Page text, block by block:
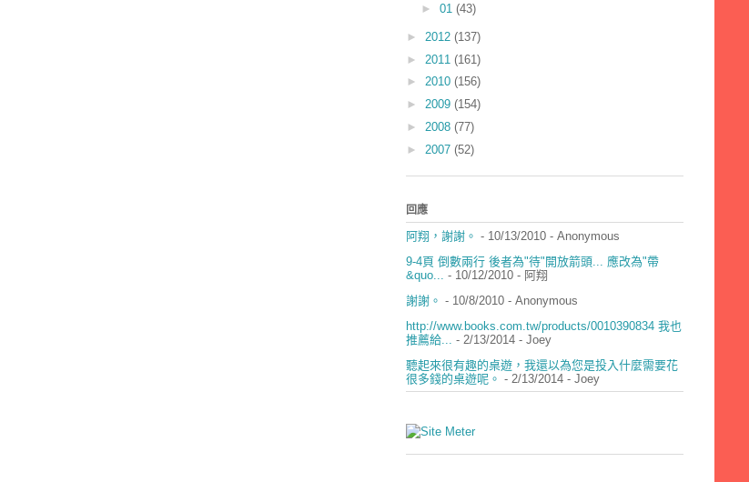
► 01 (43)
► 2012 (137)
► 2011 (161)
► 2010 (156)
► 2009 (154)
► 2008 (77)
► 2007 (52)
回應
阿翔，謝謝。 - 10/13/2010 - Anonymous
9-4頁 倒數兩行 後者為"待"開放箭頭... 應改為"帶
&quo...
- 10/12/2010 - 阿翔
謝謝。 - 10/8/2010 - Anonymous
http://www.books.com.tw/products/0010390834 我也
推薦給...
- 2/13/2014 - Joey
聽起來很有趣的桌遊，我還以為您是投入什麼需要花
很多錢的桌遊呢。 - 2/13/2014 - Joey